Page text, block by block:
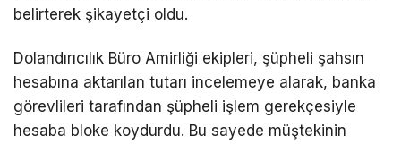
belirterek şikayetçi oldu.
Dolandırıcılık Büro Amirliği ekipleri, şüpheli şahsın
hesabına aktarılan tutarı incelemeye alarak, banka
görevlileri tarafından şüpheli işlem gerekçesiyle
hesaba bloke koydurdu. Bu sayede müştekinin